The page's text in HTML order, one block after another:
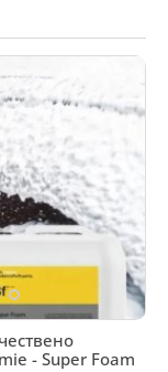
- Super Foam